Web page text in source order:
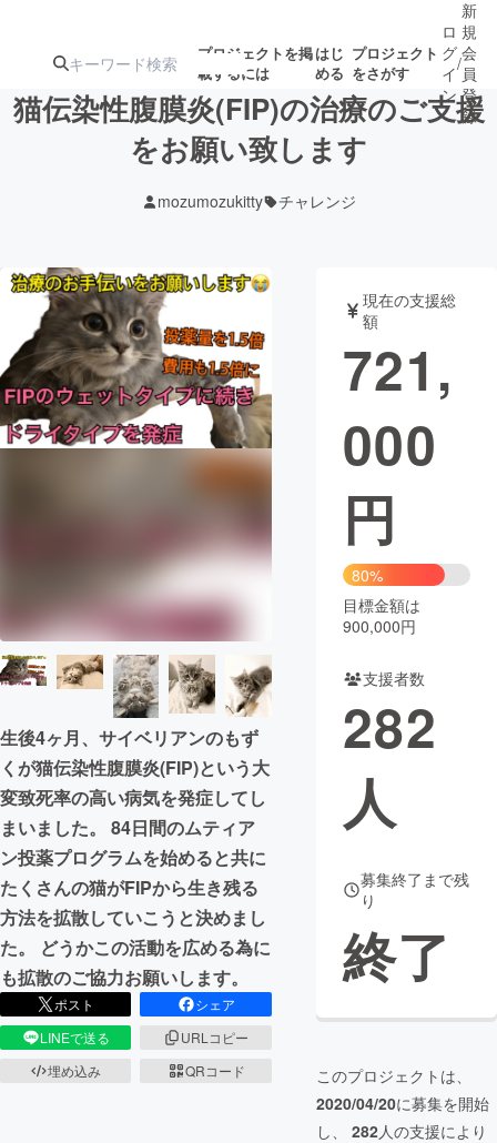
プロジェクトを掲
載するには
はじ
める
プロジェクト
をさがす
ジェクト
ロジェクト
アート・写真 音楽
テクノロジー・ガジェット ゲーム・サ
映像・映画
まちづくり・地域活性化
CAMPFIRE for Social Good
CAMPFIRE Creation
CAMPFIREふるさと納税
コミュニティ
ロ
グ
イ
ン
/
新
規
会
員
登
録
猫伝染性腹膜炎(FIP)の治療のご支援
をお願い致します
mozumozukitty チャレンジ
生後4ヶ月、サイベリアンのもず
くが猫伝染性腹膜炎(FIP)という大
変致死率の高い病気を発症してし
まいました。 84日間のムティア
ン投薬プログラムを始めると共に
たくさんの猫がFIPから生き残る
方法を拡散していこうと決めまし
た。 どうかこの活動を広める為に
も拡散のご協力お願いします。
ポスト
シェア
LINEで送る
URLコピー
埋め込み
QRコード
現在の支援総
額
721,
000
円
80%
目標金額は
900,000円
支援者数
282
人
募集終了まで残
り
終了
このプロジェクトは、
2020/04/20に募集を開始
し、 282人の支援により